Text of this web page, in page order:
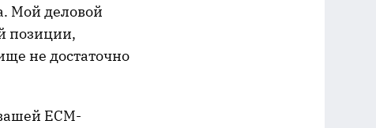
Мой деловой
позиции,
не достаточно
ECM-